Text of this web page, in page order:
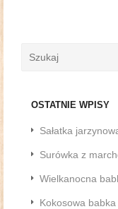
OSTATNIE WPISY
Sałatka
Surówka z
Wielkanocna
Kokosowa